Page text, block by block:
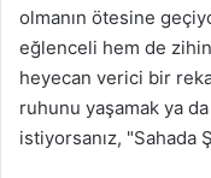
olmanın ötesine
eğlenceli hem de
heyecan verici bir
ruhunu yaşamak ya
istiyorsanız, "Sahada